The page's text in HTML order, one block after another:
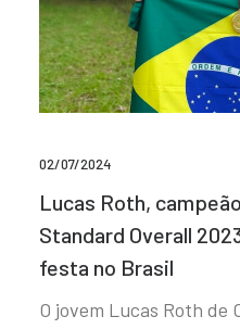
02/07/2024
Lucas Roth,
Standard Overall
festa no Brasil
O jovem Lucas Roth de